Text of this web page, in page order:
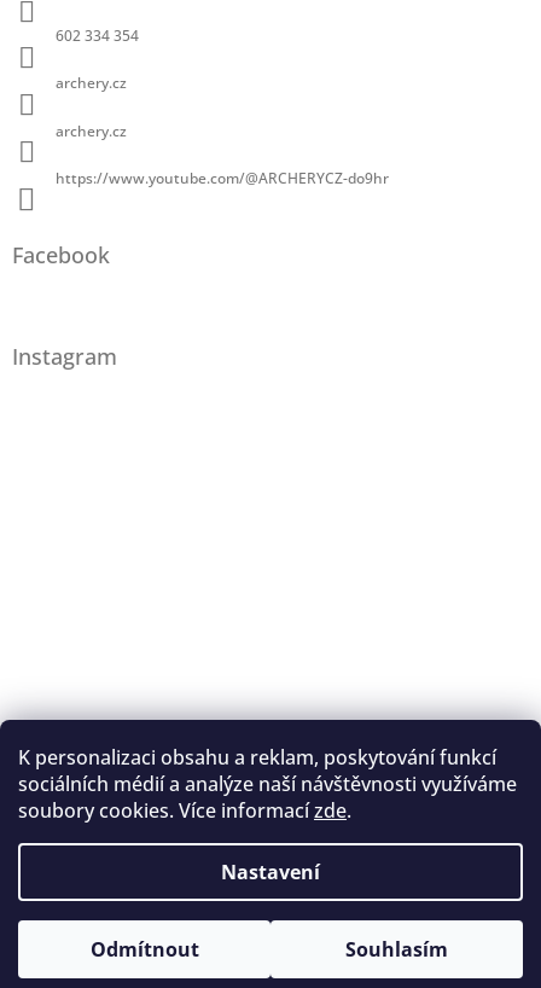
K personalizaci obsahu a reklam, poskytování funkcí
sociálních médií a analýze naší návštěvnosti využíváme
soubory cookies. Více informacízde.
Nastavení
Odmítnout Souhlasím
602 334 354
archery.cz
archery.cz
https://www.youtube.com/@ARCHERYCZ-do9hr
Facebook
Instagram
Sledovat na Instagramu
Registrace na lukostřelbu
I. Královský lukostřelecký klub
Český lukostřelecký svaz
Vytvořil ShoptetCopyright 2026
. Všechna práva vyhrazena.
Upravit nastavení cookies